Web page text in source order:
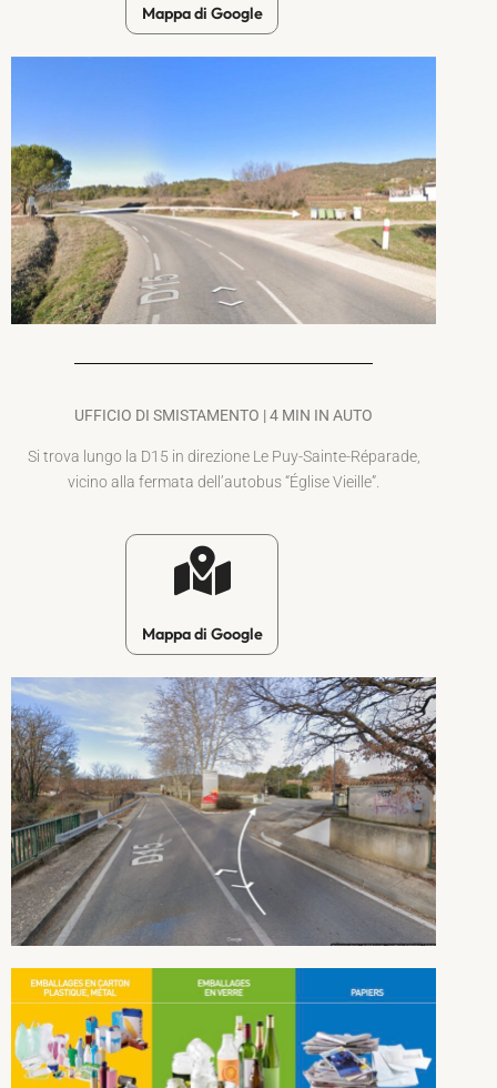
Mappa di Google
UFFICIO DI SMISTAMENTO | 4 MIN IN AUTO
Si trova lungo la D15 in direzione Le Puy-Sainte-Réparade,
vicino alla fermata dell’autobus “Église Vieille”.
Mappa di Google